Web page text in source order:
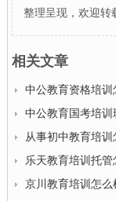
整理呈现，欢迎转
相关文章
中公教育资格培
中公教育国考培
从事初中教育培
乐天教育培训托
京川教育培训怎